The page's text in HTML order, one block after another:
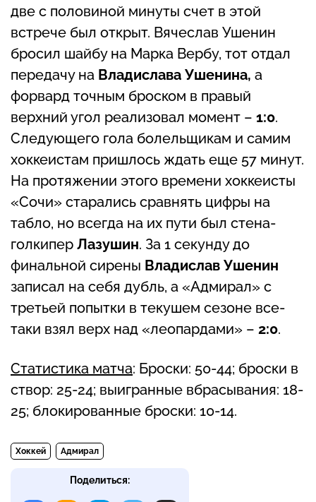
две с половиной минуты счет в этой
встрече был открыт. Вячеслав Ушенин
бросил шайбу на Марка Вербу, тот отдал
передачу на Владислава Ушенина, а
форвард точным броском в правый
верхний угол реализовал момент – 1:0.
Следующего гола болельщикам и самим
хоккеистам пришлось ждать еще 57 минут.
На протяжении этого времени хоккеисты
«Сочи» старались сравнять цифры на
табло, но всегда на их пути был стена-
голкипер Лазушин. За 1 секунду до
финальной сирены Владислав Ушенин
записал на себя дубль, а «Адмирал» с
третьей попытки в текушем сезоне все-
таки взял верх над «леопардами» – 2:0.
Статистика матча: Броски: 50-44; броски в
створ: 25-24; выигранные вбрасывания: 18-
25; блокированные броски: 10-14.
Хоккей Адмирал
Поделиться: